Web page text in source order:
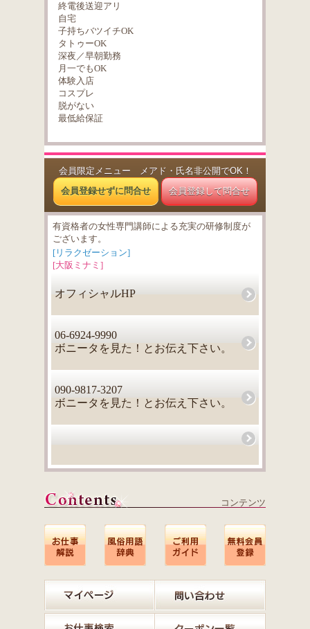
終電後送迎アリ
自宅
子持ちバツイチOK
タトゥーOK
深夜／早朝勤務
月一でもOK
体験入店
コスプレ
脱がない
最低給保証
会員限定メニュー メアド・氏名非公開でOK！
会員登録せずに問合せ
会員登録して問合せ
有資格者の女性専門講師による充実の研修制度が
ございます。
[リラクゼーション]
[大阪ミナミ]
オフィシャルHP
06-6924-9990
ボニータを見た！とお伝え下さい。
090-9817-3207
ボニータを見た！とお伝え下さい。
コンテンツ